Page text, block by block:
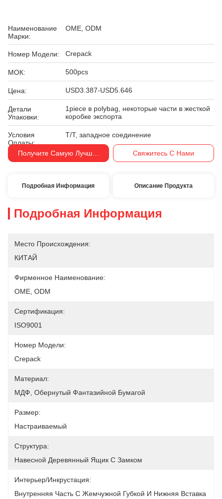
Наименование
Марки:
OME, ODM
Номер Модели: Crepack
МОК: 500pcs
Цена: USD3.387-USD5.646
Детали
Упаковки:
1piece в polybag, некоторые части в жесткой
коробке экспорта
Условия
Оплаты:
T/T, западное соединение
Получите Самую Лучшую Цену Свяжитесь С Нами
Подробная Информация Описание Продукта
Подробная Информация
Место Происхождения:
КИТАЙ
Фирменное Наименование:
OME, ODM
Сертификация:
ISO9001
Номер Модели:
Crepack
Материал:
МДФ, Обернутый Фантазийной Бумагой
Размер:
Настраиваемый
Структура:
Навесной Деревянный Ящик С Замком
Интерьер/инкрустация:
Внутренняя Часть С Жемчужной Губкой И Нижняя Вставка